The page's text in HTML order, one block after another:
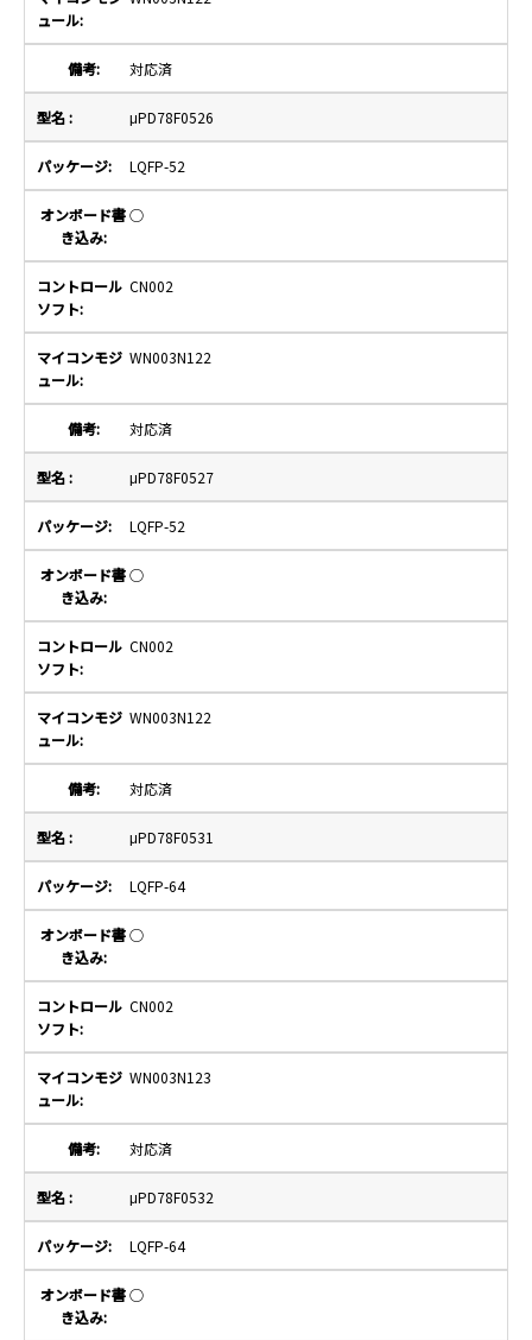
対応済
μPD78F0526
LQFP-52
○
CN002
WN003N122
対応済
μPD78F0527
LQFP-52
○
CN002
WN003N122
対応済
μPD78F0531
LQFP-64
○
CN002
WN003N123
対応済
μPD78F0532
LQFP-64
○